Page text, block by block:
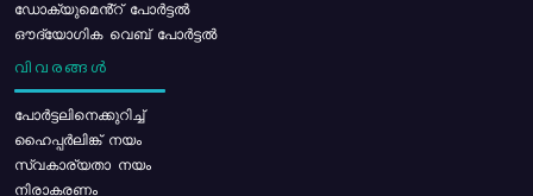
ഡോക്യുമെൻ്റ് പോർട്ടൽ
ഔദ്യോഗിക വെബ് പോർട്ടൽ
വിവരങ്ങൾ
പോര്‍ട്ടലിനെക്കുറിച്ച്
ഹൈപ്പർലിങ്ക് നയം
സ്വകാര്യതാ നയം
നിരാകരണം